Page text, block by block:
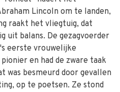
Lincoln om te landen,
raakt het vliegtuig, dat
uit balans. De gezagvoerder
eerste vrouwelijke
en had de zware taak
was besmeurd door gevallen
op te poetsen. Ze stond